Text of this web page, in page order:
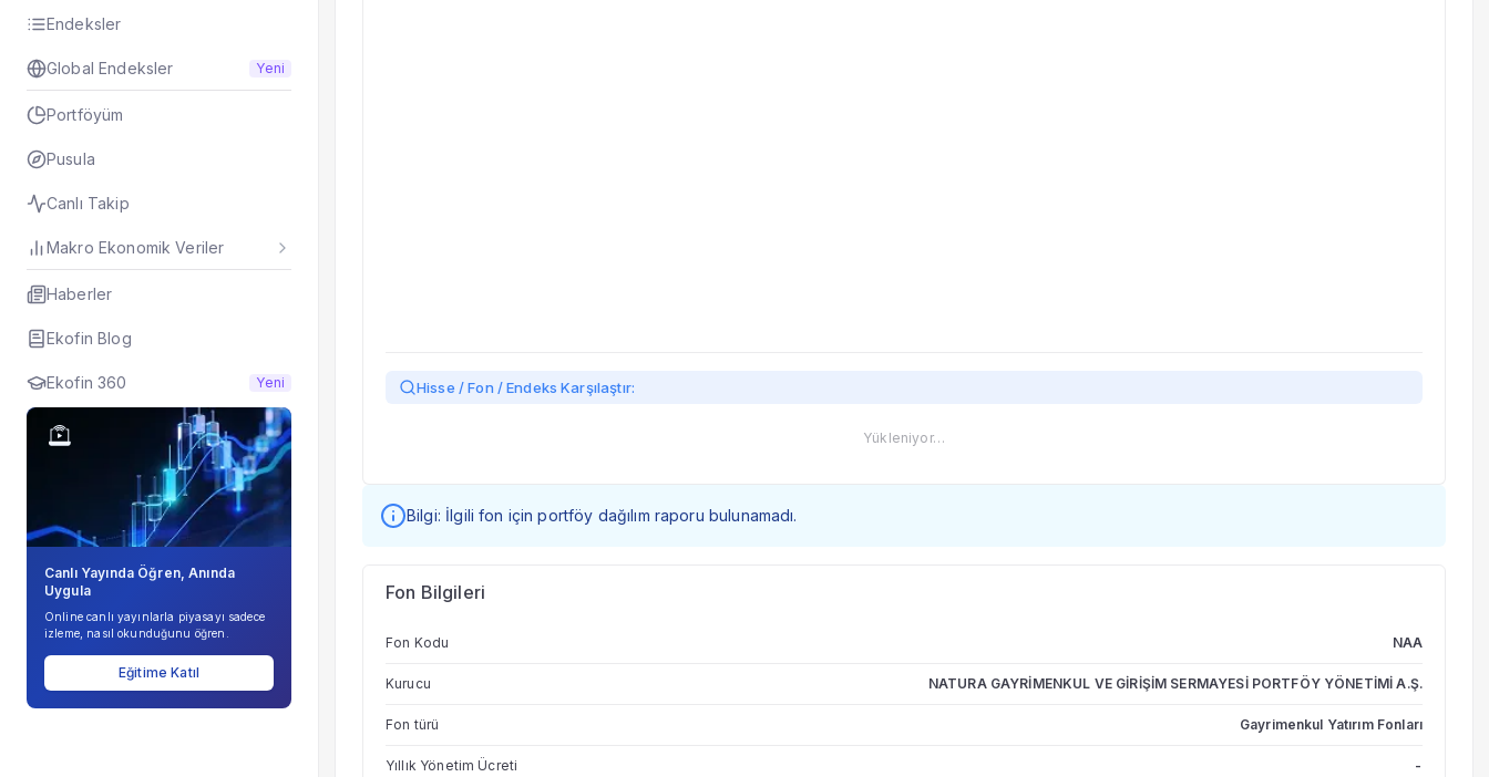
Endeksler
Global Endeksler Yeni
Portföyüm
Pusula
Canlı Takip
Makro Ekonomik Veriler
Haberler
Ekofin Blog
Ekofin 360 Yeni
Canlı Yayında Öğren, Anında
Uygula
Online canlı yayınlarla piyasayı sadece
izleme, nasıl okunduğunu öğren.
Eğitime Katıl
Hisse / Fon / Endeks Karşılaştır:
Yükleniyor…
Bilgi: İlgili fon için portföy dağılım raporu bulunamadı.
Fon Bilgileri
Fon Kodu NAA
Kurucu NATURA GAYRİMENKUL VE GİRİŞİM SERMAYESİ PORTFÖY YÖNETİMİ A.Ş.
Fon türü Gayrimenkul Yatırım Fonları
Yıllık Yönetim Ücreti -